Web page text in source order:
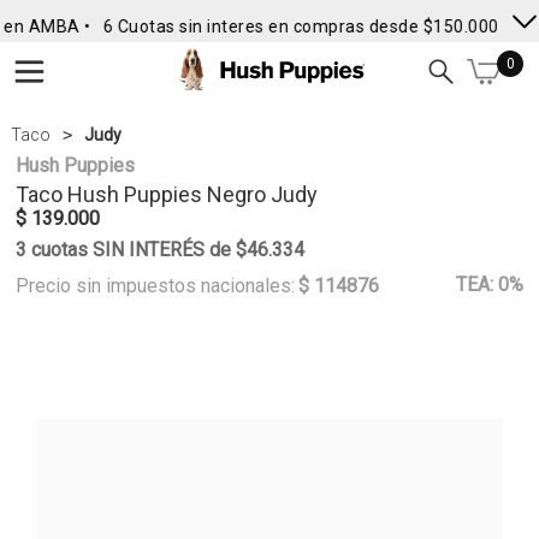
AMBA • 6 Cuotas sin interes en compras desde $150.000 •
0
Taco Judy
Hush Puppies
Taco Hush Puppies Negro Judy
$ 139.000
3 cuotas SIN INTERÉS de $46.334
Precio sin impuestos nacionales: $ 114876 TEA: 0%